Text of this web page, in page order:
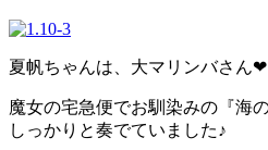
夏帆ちゃんは、大マリンバさん❤
魔女の宅急便でお馴染みの『海
しっかりと奏でていました♪